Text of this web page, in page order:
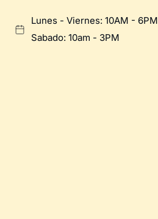
Lunes - Viernes: 10AM - 6PM
Sabado: 10am - 3PM